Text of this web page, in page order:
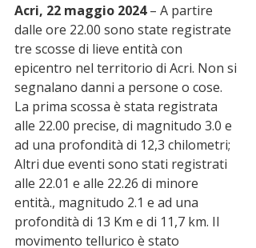
Acri, 22 maggio 2024 – A partire
dalle ore 22.00 sono state registrate
tre scosse di lieve entità con
epicentro nel territorio di Acri. Non si
segnalano danni a persone o cose.
La prima scossa è stata registrata
alle 22.00 precise, di magnitudo 3.0 e
ad una profondità di 12,3 chilometri;
Altri due eventi sono stati registrati
alle 22.01 e alle 22.26 di minore
entità., magnitudo 2.1 e ad una
profondità di 13 Km e di 11,7 km. Il
movimento tellurico è stato